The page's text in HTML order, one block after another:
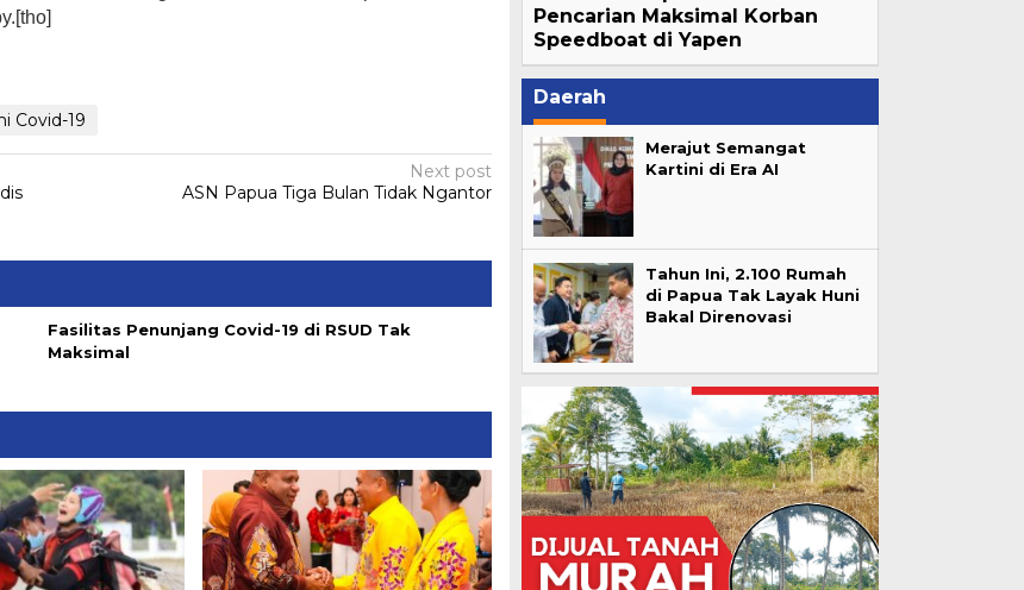
Covid-19
Next post
ASN Papua Tiga Bulan Tidak Ngantor
Fasilitas Penunjang Covid-19 di RSUD Tak
Maksimal
Pencarian Maksimal Korban
Speedboat di Yapen
Daerah
Merajut Semangat
Kartini di Era AI
Tahun Ini, 2.100 Rumah
di Papua Tak Layak Huni
Bakal Direnovasi